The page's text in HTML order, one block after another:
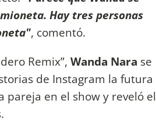
Hay tres personas
, comentó.
Remix”, Wanda Nara se
de Instagram la futura
pareja en el show y reveló el